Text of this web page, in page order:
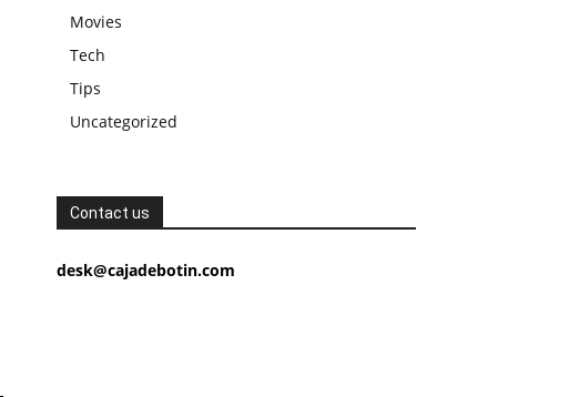
Movies
Tech
Tips
Uncategorized
Contact us
desk@cajadebotin.com